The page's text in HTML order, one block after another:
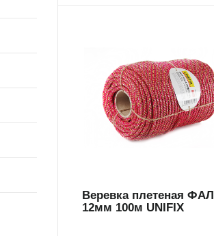
Веревка плетеная ФАЛ
12мм 100м UNIFIX
699595